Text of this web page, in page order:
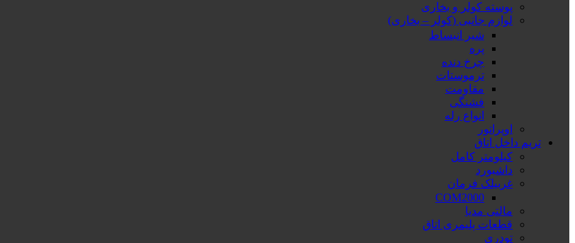
پوسته کولر و بخاری
لوازم جانبی (کولر – بخاری)
شیر انبساط
پره
چرخ دنده
ترموستات
مقاومت
فشنگی
انواع رله
اوپراتور
تریم داخل اتاق
کیلومتر کامل
داشبورد
غربیلک فرمان
COM2000
مالتی مدیا
قطعات پلیمری اتاق
تودری